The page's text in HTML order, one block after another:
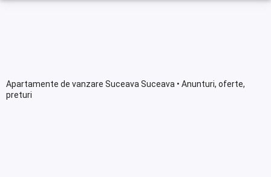
Apartamente de vanzare Suceava Suceava • Anunturi, oferte,
preturi